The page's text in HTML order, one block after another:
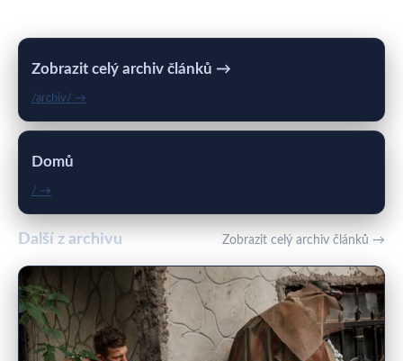
Zobrazit celý archiv článků →
/archiv/ →
Domů
/ →
Další z archivu Zobrazit celý archiv článků →